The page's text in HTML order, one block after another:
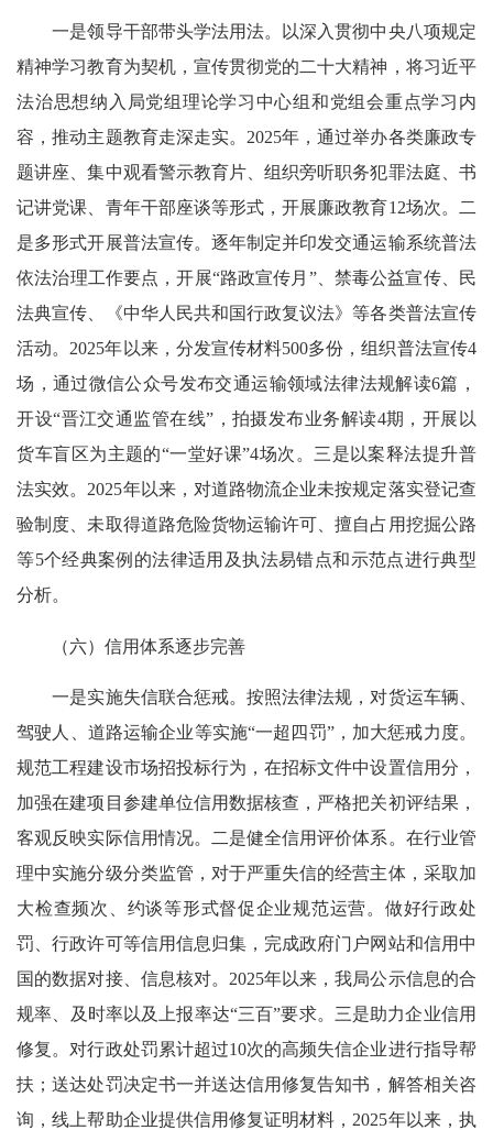
一是领导干部带头学法用法。以深入贯彻中央八项规定
精神学习教育为契机，宣传贯彻党的二十大精神，将习近平
法治思想纳入局党组理论学习中心组和党组会重点学习内
容，推动主题教育走深走实。2025年，通过举办各类廉政专
题讲座、集中观看警示教育片、组织旁听职务犯罪法庭、书
记讲党课、青年干部座谈等形式，开展廉政教育12场次。二
是多形式开展普法宣传。逐年制定并印发交通运输系统普法
依法治理工作要点，开展“路政宣传月”、禁毒公益宣传、民
法典宣传、《中华人民共和国行政复议法》等各类普法宣传
活动。2025年以来，分发宣传材料500多份，组织普法宣传4
场，通过微信公众号发布交通运输领域法律法规解读6篇，
开设“晋江交通监管在线”，拍摄发布业务解读4期，开展以
货车盲区为主题的“一堂好课”4场次。三是以案释法提升普
法实效。2025年以来，对道路物流企业未按规定落实登记查
验制度、未取得道路危险货物运输许可、擅自占用挖掘公路
等5个经典案例的法律适用及执法易错点和示范点进行典型
分析。
（六）信用体系逐步完善
一是实施失信联合惩戒。按照法律法规，对货运车辆、
驾驶人、道路运输企业等实施“一超四罚”，加大惩戒力度。
规范工程建设市场招投标行为，在招标文件中设置信用分，
加强在建项目参建单位信用数据核查，严格把关初评结果，
客观反映实际信用情况。二是健全信用评价体系。在行业管
理中实施分级分类监管，对于严重失信的经营主体，采取加
大检查频次、约谈等形式督促企业规范运营。做好行政处
罚、行政许可等信用信息归集，完成政府门户网站和信用中
国的数据对接、信息核对。2025年以来，我局公示信息的合
规率、及时率以及上报率达“三百”要求。三是助力企业信用
修复。对行政处罚累计超过10次的高频失信企业进行指导帮
扶；送达处罚决定书一并送达信用修复告知书，解答相关咨
询，线上帮助企业提供信用修复证明材料，2025年以来，执